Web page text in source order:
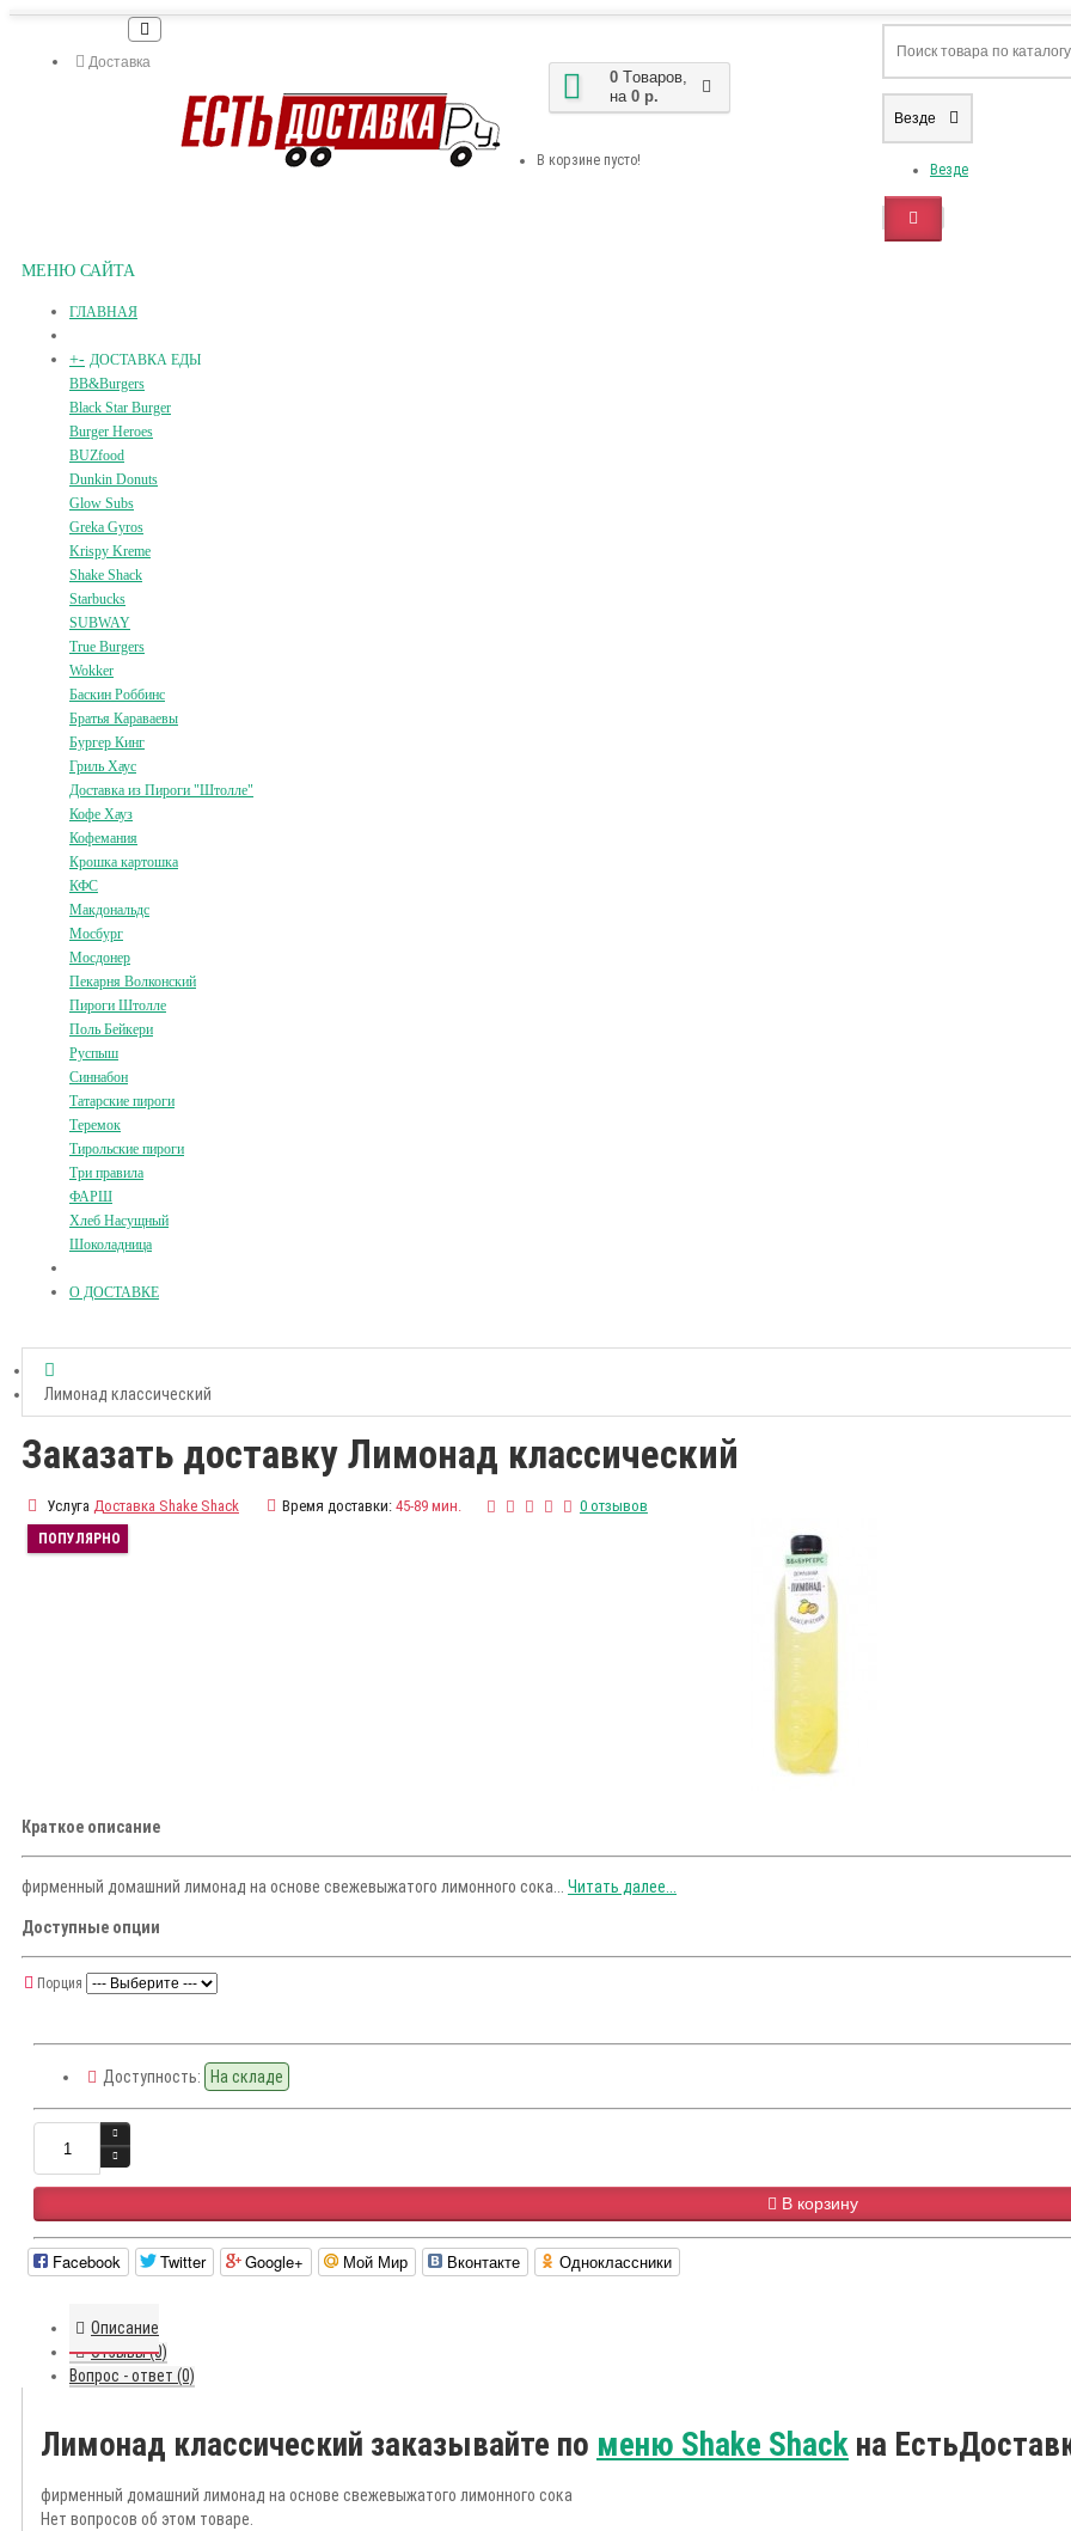
Доставка
0 Tоваров,
на 0 р.
В корзине пусто!
Везде
Везде
МЕНЮ САЙТА
ГЛАВНАЯ
+- ДОСТАВКА ЕДЫ
BB&Burgers
Black Star Burger
Burger Heroes
BUZfood
Dunkin Donuts
Glow Subs
Greka Gyros
Krispy Kreme
Shake Shack
Starbucks
SUBWAY
True Burgers
Wokker
Баскин Роббинс
Братья Караваевы
Бургер Кинг
Гриль Хаус
Доставка из Пироги "Штолле"
Кофе Хауз
Кофемания
Крошка картошка
КФС
Макдональдс
Мосбург
Мосдонер
Пекарня Волконский
Пироги Штолле
Поль Бейкери
Руспыш
Синнабон
Татарские пироги
Теремок
Тирольские пироги
Три правила
ФАРШ
Хлеб Насущный
Шоколадница
О ДОСТАВКЕ
Лимонад классический
Заказать доставку Лимонад классический
Услуга Доставка Shake Shack Время доставки: 45-89 мин. 0 отзывов
ПОПУЛЯРНО
Краткое описание
фирменный домашний лимонад на основе свежевыжатого лимонного сока... Читать далее...
Доступные опции
Порция
Доступность: На складе
В корзину
Facebook Twitter Google+ Мой Мир Вконтакте Одноклассники
Описание
Отзывы (0)
Вопрос - ответ (0)
Лимонад классический заказывайте по меню Shake Shack на
фирменный домашний лимонад на основе свежевыжатого лимонного сока
Нет вопросов об этом товаре.